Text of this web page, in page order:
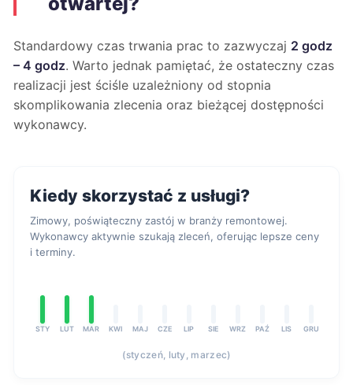
Standardowy czas trwania prac to zazwyczaj 2 godz
– 4 godz. Warto jednak pamiętać, że ostateczny czas
realizacji jest ściśle uzależniony od stopnia
skomplikowania zlecenia oraz bieżącej dostępności
wykonawcy.
Kiedy skorzystać z usługi?
Zimowy, poświąteczny zastój w branży remontowej.
Wykonawcy aktywnie szukają zleceń, oferując lepsze ceny
i terminy.
STY LUT MAR KWI MAJ CZE LIP SIE WRZ PAŹ LIS GRU
(styczeń, luty, marzec)